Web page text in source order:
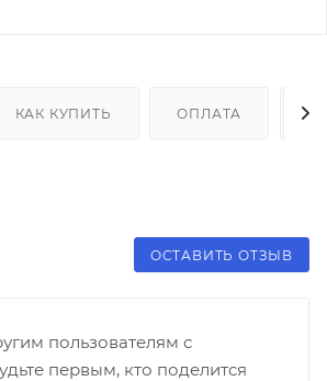
КАК КУПИТЬ ОПЛАТА
ОСТАВИТЬ ОТЗЫВ
пользователям с
первым, кто поделится